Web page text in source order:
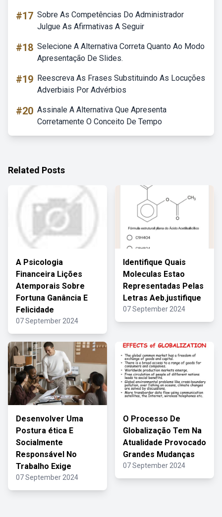
#17 Sobre As Competências Do Administrador
Julgue As Afirmativas A Seguir
#18 Selecione A Alternativa Correta Quanto Ao Modo
Apresentação De Slides.
#19 Reescreva As Frases Substituindo As Locuções
Adverbiais Por Advérbios
#20 Assinale A Alternativa Que Apresenta
Corretamente O Conceito De Tempo
Related Posts
A Psicologia
Financeira Lições
Atemporais Sobre
Fortuna Ganância E
Felicidade
07 September 2024
Identifique Quais
Moleculas Estao
Representadas Pelas
Letras Aeb.justifique
07 September 2024
Desenvolver Uma
Postura ética E
Socialmente
Responsável No
Trabalho Exige
07 September 2024
O Processo De
Globalização Tem Na
Atualidade Provocado
Grandes Mudanças
07 September 2024